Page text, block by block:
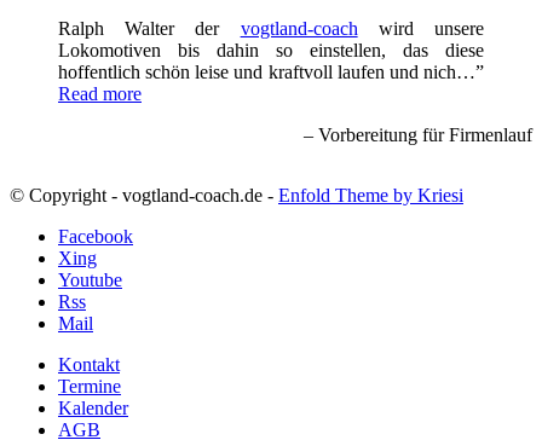
Ralph Walter der vogtland-coach wird unsere
Lokomotiven bis dahin so einstellen, das diese
hoffentlich schön leise und kraftvoll laufen und nich…
Read more
Vorbereitung für Firmenlauf
© Copyright - vogtland-coach.de - Enfold Theme by Kriesi
Facebook
Xing
Youtube
Rss
Mail
Kontakt
Termine
Kalender
AGB